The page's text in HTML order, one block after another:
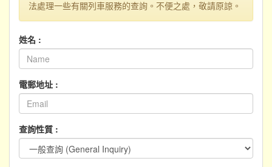
法處理一些有關列車服務的查詢。不便之處，敬請原諒。
姓名 :
電郵地址 :
查詢性質 :